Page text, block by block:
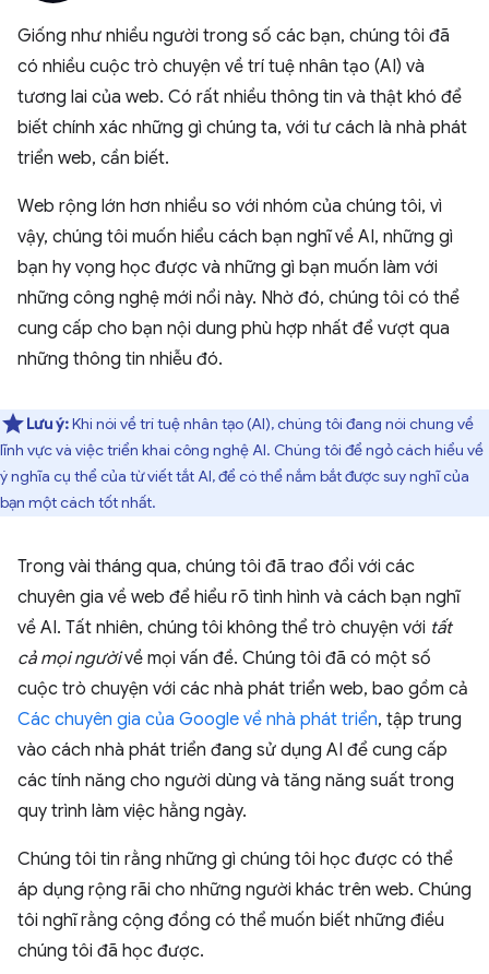
Giống như nhiều người trong số các bạn, chúng tôi đã
có nhiều cuộc trò chuyện về trí tuệ nhân tạo (AI) và
tương lai của web. Có rất nhiều thông tin và thật khó để
biết chính xác những gì chúng ta, với tư cách là nhà phát
triển web, cần biết.
Web rộng lớn hơn nhiều so với nhóm của chúng tôi, vì
vậy, chúng tôi muốn hiểu cách bạn nghĩ về AI, những gì
bạn hy vọng học được và những gì bạn muốn làm với
những công nghệ mới nổi này. Nhờ đó, chúng tôi có thể
cung cấp cho bạn nội dung phù hợp nhất để vượt qua
những thông tin nhiễu đó.
Lưu ý:Khi nói về trí tuệ nhân tạo (AI), chúng tôi đang nói chung về
lĩnh vực và việc triển khai công nghệ AI. Chúng tôi để ngỏ cách hiểu về
ý nghĩa cụ thể của từ viết tắt AI, để có thể nắm bắt được suy nghĩ của
bạn một cách tốt nhất.
Trong vài tháng qua, chúng tôi đã trao đổi với các
chuyên gia về web để hiểu rõ tình hình và cách bạn nghĩ
về AI. Tất nhiên, chúng tôi không thể trò chuyện với tất
cả mọi ngườivề mọi vấn đề. Chúng tôi đã có một số
cuộc trò chuyện với các nhà phát triển web, bao gồm cả
Các chuyên gia của Google về nhà phát triển, tập trung
vào cách nhà phát triển đang sử dụng AI để cung cấp
các tính năng cho người dùng và tăng năng suất trong
quy trình làm việc hằng ngày.
Chúng tôi tin rằng những gì chúng tôi học được có thể
áp dụng rộng rãi cho những người khác trên web. Chúng
tôi nghĩ rằng cộng đồng có thể muốn biết những điều
chúng tôi đã học được.